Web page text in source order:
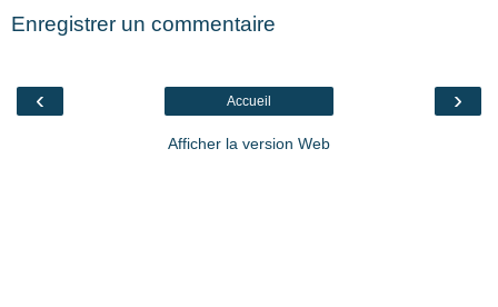
Enregistrer un commentaire
‹ ›
Accueil
Afficher la version Web